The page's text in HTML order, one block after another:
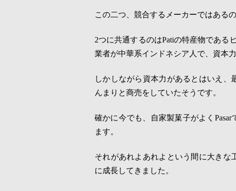
この二つ、競合するメーカーではあるの
2つに共通するのはPatiの特産物である
業者が中華系インドネシア人で、資本
しかしながら資本力があるとはいえ
んまりと商売をしていたそうです。
確かに今でも、自家製菓子がよく Pasar
ます。
それがあれよあれよという間に大きな
に成長してきました。